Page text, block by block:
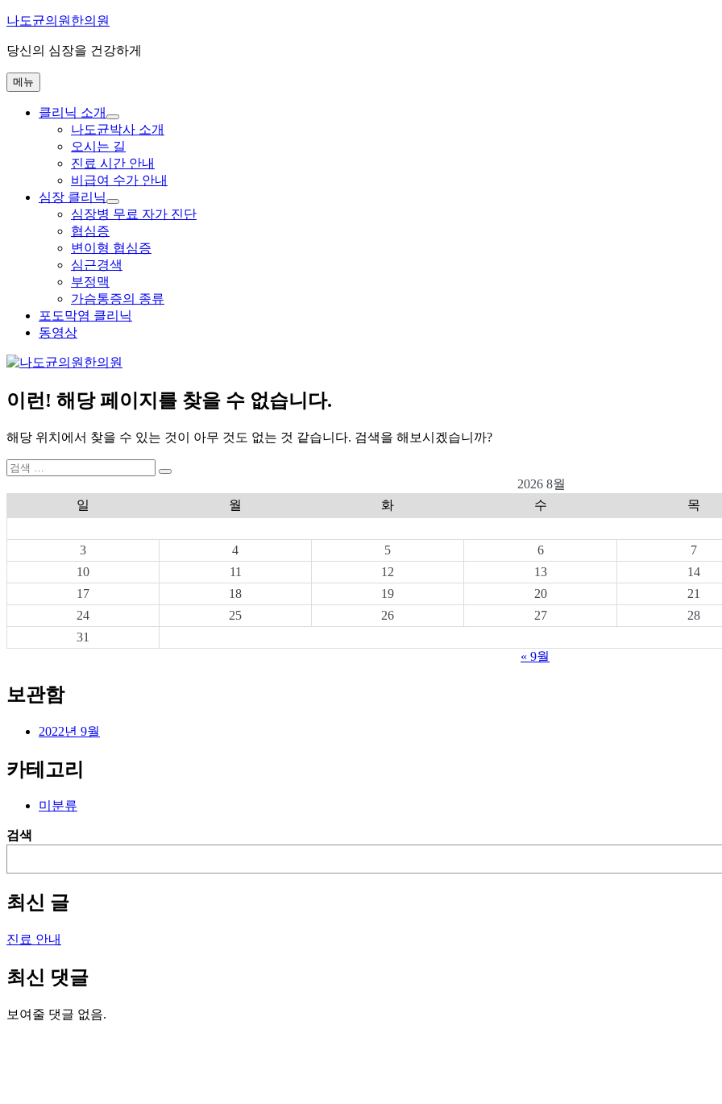
콘
츠
로
바
나도균의원한의원
당신의 심장을 건강하게
메뉴
클리닉 소개
하
위
메
뉴
확
나도균박사 소개
오시는 길
진료 시간 안내
비급여 수가 안내
심장 클리닉
하
위
뉴
확
심장병 무료 자가 진단
협심증
변이형 협심증
심근경색
부정맥
가슴통증의 종류
포도막염 클리닉
동영상
이런! 해당 페이지를 찾을 수 없습니다.
해당 위치에서 찾을 수 있는 것이 아무 것도 없는 것 같습니다. 검색을 해보시겠습니까?
검
검
색
2026 8월
일
월 화 수 목
3 4 5 6
7
10
11 12 13
14
17
18 19 20
21
24
25 26 27
28
31
« 9월
보관함
2022년 9월
카테고리
미분류
검색
최신 글
진료 안내
최신 댓글
보여줄 댓글 없음.